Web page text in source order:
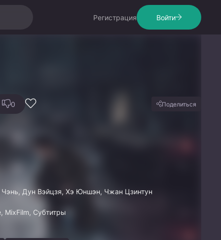
Регистрация Войти
0 Поделиться
Дун Вэйцзя, Хэ Юншэн, Чжан Цзинтун
MixFilm, Субтитры